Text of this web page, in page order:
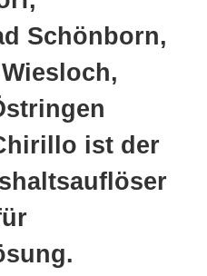
Schönborn,
ist der